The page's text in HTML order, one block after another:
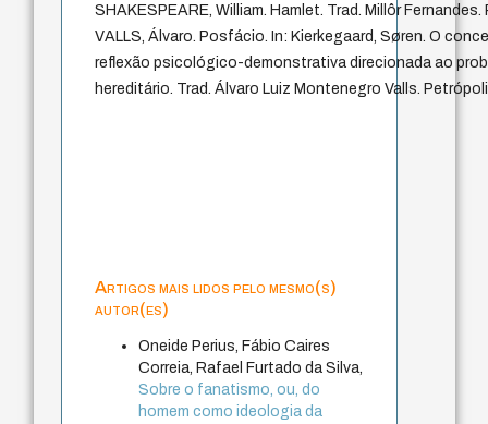
SHAKESPEARE, William. Hamlet. Trad. Millôr
VALLS, Álvaro. Posfácio. In: Kierkegaard, Søren. O
reflexão psicológico-demonstrativa direcionada ao
hereditário. Trad. Álvaro Luiz Montenegro Valls.
Artigos mais lidos pelo mesmo(s)
autor(es)
Oneide Perius, Fábio Caires
Correia, Rafael Furtado da Silva,
Sobre o fanatismo, ou, do
homem como ideologia da